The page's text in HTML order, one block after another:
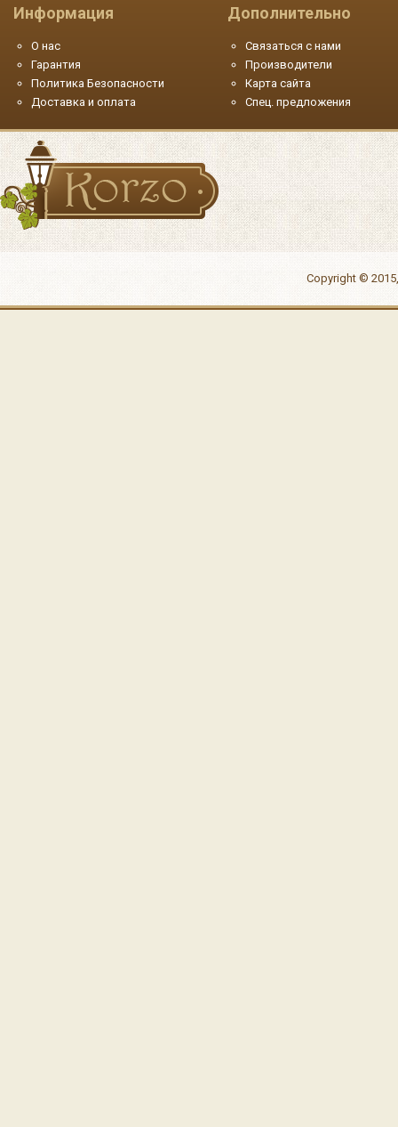
Информация
О нас
Гарантия
Политика Безопасности
Доставка и оплата
Дополнительно
Связаться с нами
Производители
Карта сайта
Спец. предложения
Copyright ©